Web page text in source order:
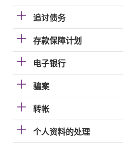
追讨债务
存款保障计划
电子银行
骗案
转帐
个人资料的处理